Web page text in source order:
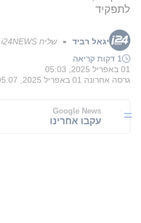
לתפקיד
יגאל רביד ■שליח i24NEWS לארה"ב
1 דקות קריאה
01 באפריל 2025, 05:03
גרסה אחרונה 01 באפריל 2025, 05:07
Google News
עקבו אחרינו